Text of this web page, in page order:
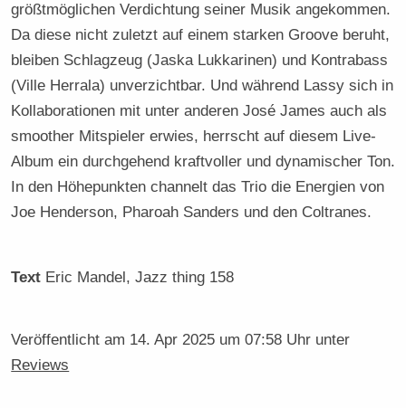
größtmöglichen Verdichtung seiner Musik angekommen.
Da diese nicht zuletzt auf einem starken Groove beruht,
bleiben Schlagzeug (Jaska Lukkarinen) und Kontrabass
(Ville Herrala) unverzichtbar. Und während Lassy sich in
Kollaborationen mit unter anderen José James auch als
smoother Mitspieler erwies, herrscht auf diesem Live-
Album ein durchgehend kraftvoller und dynamischer Ton.
In den Höhepunkten channelt das Trio die Energien von
Joe Henderson, Pharoah Sanders und den Coltranes.
Text Eric Mandel, Jazz thing 158
Veröffentlicht am 14. Apr 2025 um 07:58 Uhr unter
Reviews